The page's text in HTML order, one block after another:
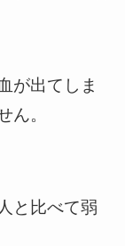
が出てしま
ん。
と比べて弱